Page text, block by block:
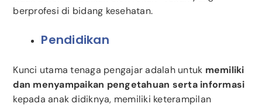
berprofesi di bidang kesehatan.
Pendidikan
Kunci utama tenaga pengajar adalah untuk memiliki
dan menyampaikan pengetahuan serta informasi
kepada anak didiknya, memiliki keterampilan